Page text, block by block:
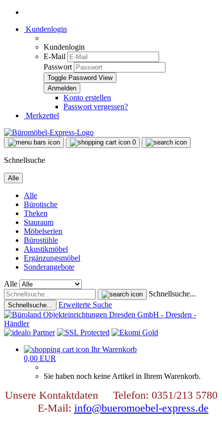
Kundenlogin
Kundenlogin
E-Mail
Passwort
Toggle Password View
Konto erstellen
Passwort vergessen?
Merkzettel
0
Schnellsuche
Alle
Alle
Bürotische
Theken
Stauraum
Möbelserien
Bürostühle
Akustikmöbel
Ergänzungsmöbel
Sonderangebote
Alle
Schnellsuche...
Schnellsuche... Erweiterte Suche
Ihr Warenkorb
0,00 EUR
Sie haben noch keine Artikel in Ihrem Warenkorb.
Unsere Kontaktdaten Telefon: 0351/213 5780
E-Mail: info@bueromoebel-express.de